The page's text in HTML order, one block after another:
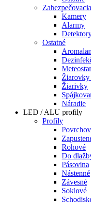
Kamery
Alarmy
Ostatné
Žiarovky
Žiarivky
Náradie
LED / ALU profily
Profily
Rohové
Do
Pásovina
Nástenné
Závesné
Soklové